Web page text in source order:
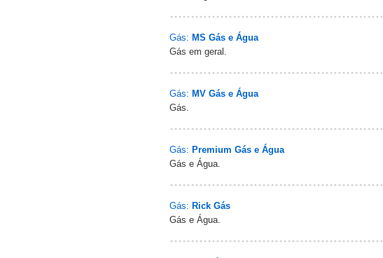
Gás: MS Gás e Água
Gás em geral.
Gás: MV Gás e Água
Gás.
Gás: Premium Gás e Água
Gás e Água.
Gás: Rick Gás
Gás e Água.